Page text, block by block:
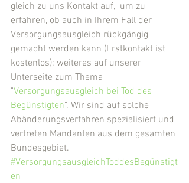
gleich zu uns Kontakt auf,  um zu
erfahren, ob auch in Ihrem Fall der
Versorgungsausgleich rückgängig
gemacht werden kann (Erstkontakt ist
kostenlos); weiteres auf unserer
Unterseite zum Thema
"Versorgungsausgleich bei Tod des
Begünstigten". Wir sind auf solche
Abänderungsverfahren spezialisiert und
vertreten Mandanten aus dem gesamten
Bundesgebiet.
#VersorgungsausgleichToddesBegünstigt
en